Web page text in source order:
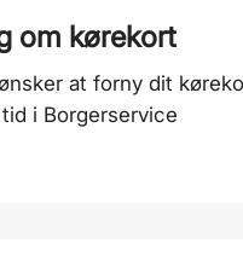
om kørekort
at forny dit
i Borgerservice